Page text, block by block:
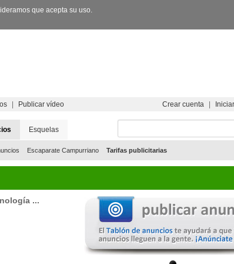
que acepta su uso.
Publicar vídeo Crear cuenta
Escaparate Campurriano Tarifas publicitarias
Esquelas
...